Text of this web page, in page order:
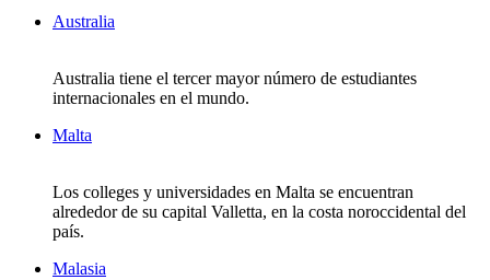
Australia
Australia tiene el tercer mayor número de estudiantes
internacionales en el mundo.
Malta
Los colleges y universidades en Malta se encuentran
alrededor de su capital Valletta, en la costa noroccidental del
país.
Malasia